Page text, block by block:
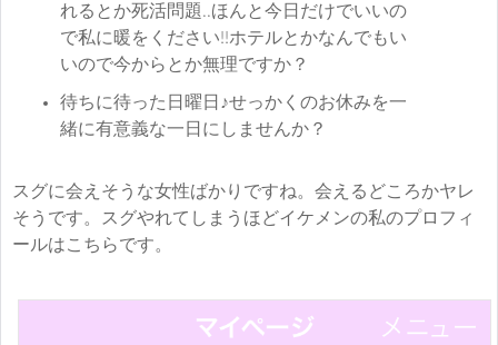
れるとか死活問題..ほんと今日だけでいいの
で私に暖をください!!ホテルとかなんでもい
いので今からとか無理ですか？
待ちに待った日曜日♪せっかくのお休みを一
緒に有意義な一日にしませんか？
スグに会えそうな女性ばかりですね。会えるどころかヤレ
そうです。スグやれてしまうほどイケメンの私のプロフィ
ールはこちらです。